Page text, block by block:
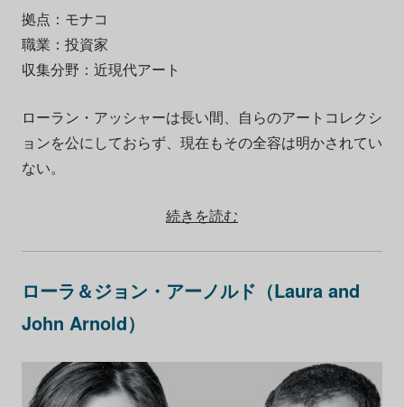
拠点：モナコ
職業：投資家
収集分野：近現代アート
ローラン・アッシャーは長い間、自らのアートコレクシ
ョンを公にしておらず、現在もその全容は明かされてい
ない。
続きを読む
ローラ＆ジョン・アーノルド（Laura and
John Arnold）